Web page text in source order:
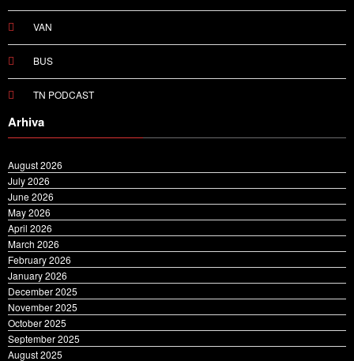
VAN
BUS
TN PODCAST
Arhiva
July 2026
June 2026
May 2026
April 2026
March 2026
February 2026
January 2026
December 2025
November 2025
October 2025
September 2025
August 2025
July 2025